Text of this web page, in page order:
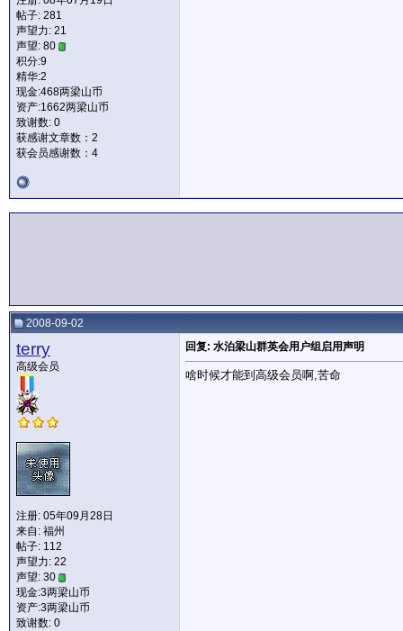
帖子: 281
声望力: 21
声望: 80
积分:9
精华:2
现金:468两梁山币
资产:1662两梁山币
致谢数: 0
获感谢文章数：2
获会员感谢数：4
2008-09-02
terry
高级会员
注册: 05年09月28日
来自: 福州
帖子: 112
声望力: 22
声望: 30
现金:3两梁山币
资产:3两梁山币
致谢数: 0
回复: 水泊梁山群英会用户组启用声明
啥时候才能到高级会员啊,苦命